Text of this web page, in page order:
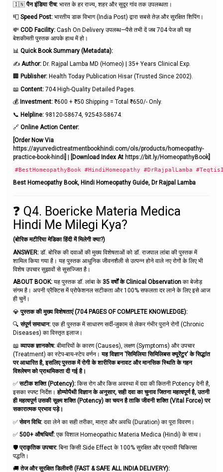
🇮🇳पैन इंडिया रीच: भारत के हर राज्य, शहर और सुदूर गांव तक उपलब्धता।
📮 Speed Post: भारतीय डाक विभाग (India Post) द्वारा सबसे तेज़ और सुरक्षित शिपिंग।
💸 COD Facility: Cash On Delivery उपलब्ध—पैसे तभी दें जब 704 पेज की यह
बेशकीमती पुस्तक आपके हाथ में हो।
📊 Quick Book Summary (Metadata):
✍️ Author: Dr. Rajpal Lamba MD (Homeo) | 35+ Years Clinical Exp.
🏢 Publisher: Health Today Publication Hisar (Trusted Since 2002).
📖 Content: 704 High-Quality Detailed Pages.
💰 Investment: ₹600 + ₹50 Shipping = Total ₹650/- Only.
📞 Helpline: 98120-58674, 92543-58674.
🔗 Online Action Center:
[Order Now Via
https://ayurvedictreatmentbookhindi.com/ols/products/homeopathy-
practice-book-hindi | [Download Index At https://bit.ly/HomeopathyBook]
#BestHomeopathyBook #HindiHomeopathy #DrRajpalLamba
Best Homeopathy Book, Hindi Homeopathy Guide, Dr Rajpal Lamba
❓ Q4. Boericke Materia Medica
Hindi Me Milegi Kya?
(बोरिक मटीरिया मेडिका हिंदी में मिलेगी क्या?)
ANSWER: डॉ. बोरिक की दवाओं की मुख्य विशेषताओं को डॉ. राजपाल लांबा की पुस्तक में
शामिल किया गया है। यह पुस्तक आधुनिक जीवनशैली से उत्पन्न होने वाले नए रोगों के लिए भी
विशेष उपचार सुझावों से सुसज्जित है।
ABOUT BOOK: यह पुस्तक डॉ. लांबा के 35 वर्षों के Clinical Observation का बेजोड़
संगम है। अपनी प्रैक्टिस में प्रोफेशनल सटीकता और 100% सफलता दर लाने के लिए इसे आज
ही चुनें।
💎पुस्तक की मुख्य विशेषताएं (704 PAGES OF COMPLETE KNOWLEDGE):
🔍संपूर्ण समाधान: एक ही पुस्तक में साधारण सर्दी-जुकाम से लेकर गंभीर पुराने रोगों (Chronic
Diseases) का विस्तृत इलाज।
📖व्यापक ज्ञानकोष: बीमारियों के कारण (Causes), लक्षण (Symptoms) और उपचार
(Treatment) का स्टेप-बाय-स्टेप वर्णन।यह विज्ञान 'सिमिलिया सिमिलिबस क्यूरेंटुर' के सिद्धांत
पर आधारित है, इसलिए पुस्तक में रोगी के शारीरिक बनावट और मानसिक स्थिति के गहन
विश्लेषण को प्राथमिकता दी गई है।
✅सटीक शक्ति (Potency): किस रोग और किस अवस्था में दवा की कितनी Potency देनी है,
इसका स्पष्ट निर्देश।होम्योपैथी विज्ञान के अनुसार, सही दवा का चुनाव जितना महत्वपूर्ण है, उतनी
ही महत्वपूर्ण उसकी सूक्ष्म शक्ति (Potency) का चयन है ताकि जीवनी शक्ति (Vital Force) पर
सकारात्मक प्रभाव पड़े।
✅सेवन विधि: दवा लेने का सही तरीका, मात्रा और अवधि (Duration) का पूरा विवरण।
✅ 500+ औषधियाँ: एक विशाल Homeopathic Materia Medica (Hindi) के साथ।
🛡️प्राकृतिक उपचार: बिना किसी Side Effect के 100% सुरक्षित और प्रभावी चिकित्सा
पद्धति।
🚚तेज और सुरक्षित डिलीवरी (FAST & SAFE ALL INDIA DELIVERY):